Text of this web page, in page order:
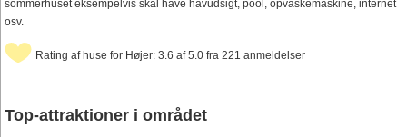
sommerhuset eksempelvis skal have havudsigt, pool, opvaskemaskine, internet
osv.
Rating af huse for Højer: 3.6 af 5.0 fra 221 anmeldelser
Top-attraktioner i området